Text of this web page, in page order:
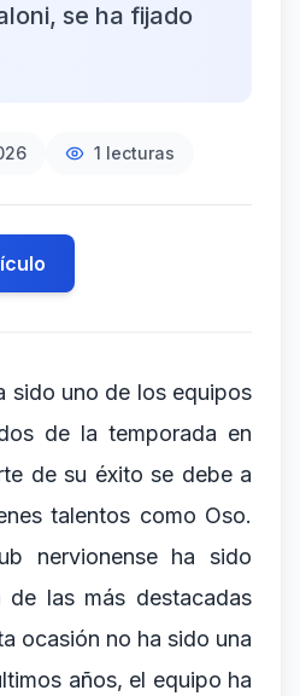
se ha fijado
1 lecturas
sido uno de los equipos
de la temporada en
de su éxito se debe a
talentos como Oso.
nervionense ha sido
de las más destacadas
ocasión no ha sido una
años, el equipo ha